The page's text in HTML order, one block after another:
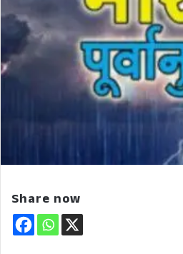
Share now